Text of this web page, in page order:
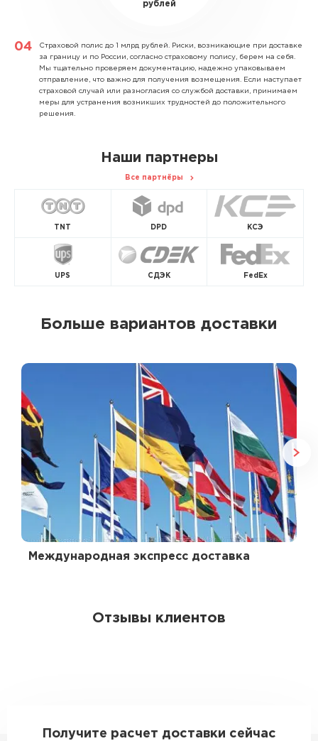
рублей
Страховой полис до 1 млрд рублей. Риски, возникающие при доставке
за границу и по России, согласно страховому полису, берем на себя.
Мы тщательно проверяем документацию, надежно упаковываем
отправление, что важно для получения возмещения. Если наступает
страховой случай или разногласия со службой доставки, принимаем
меры для устранения возникших трудностей до положительного
решения.
Наши партнеры
Все партнёры
TNT DPD КСЭ
UPS СДЭК FedEx
Больше вариантов доставки
Международная экспресс доставка
Отзывы клиентов
Получите расчет доставки сейчас